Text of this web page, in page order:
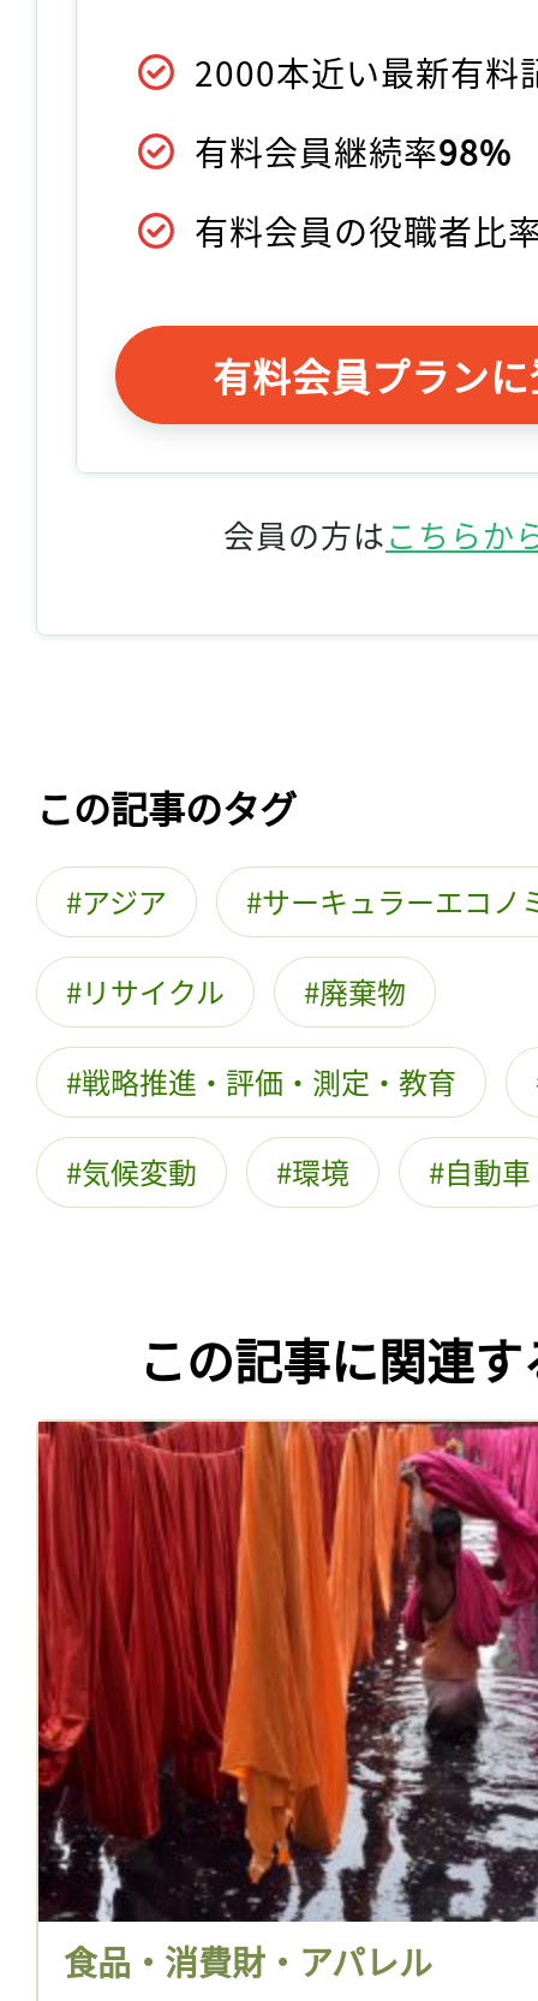
2000本近い最新有料
有料会員継続率98%
有料会員の役職者比
有料会員プラン
会員の方はこちらか
この記事のタグ
アジア サーキュラーエコノ
リサイクル 廃棄物
戦略推進・評価・測定・教育
気候変動 環境 自動車
この記事に関連
食品・消費財・アパレル